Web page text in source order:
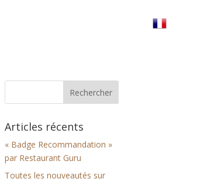
Articles récents
« Badge Recommandation »
par Restaurant Guru
Toutes les nouveautés sur